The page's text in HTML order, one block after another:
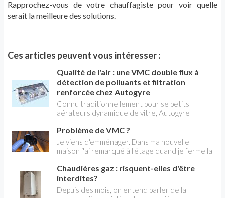
Rapprochez-vous de votre chauffagiste pour voir quelle
serait la meilleure des solutions.
Ces articles peuvent vous intéresser :
Qualité de l'air : une VMC double flux à
détection de polluants et filtration
renforcée chez Autogyre
Connu traditionnellement pour se petits
aérateurs dynamique de vitre, Autogyre
dispositifs de renouvellement de l'air très
sophistiqués. C'est le cas de VITALL'AIR QAI,
annoncée comme la 1 ère VMC double flux
avec module de détection des polluants et
filtration renforcée.
Problème de VMC ?
Je viens d'emménager. Dans ma nouvelle
maison j'ai remarqué à l'étage quand je ferme la
comme quand il y a du vent ou un courant d'air
cela et encore plus fort quand je ferme la porte
de la chambre d'en face. Cela fait aussi un bruit
de soufflerie quand les deux chambres sont
Chaudières gaz : risquent-elles d'être
interdites?
Depuis des mois, on entend parler de la